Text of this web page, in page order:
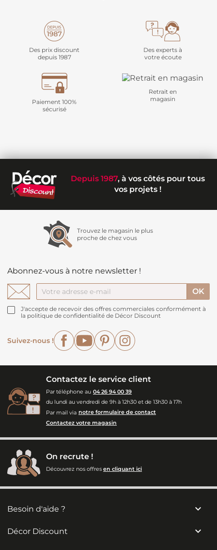
Des prix discount
depuis 1987
Des experts à
votre écoute
Paiement 100%
sécurisé
Retrait en
magasin
Depuis 1987, à vos côtés pour tous
vos projets !
Trouvez le magasin le plus
proche de chez vous
Abonnez-vous à notre newsletter !
J'accepte de recevoir des offres commerciales conformément à
la politique de confidentialité de Décor Discount
Suivez-nous !
FacebookYouTubePinterest
Contactez le service client
Par téléphone au 04 26 94 00 39
du lundi au vendredi de 9h à 12h30 et de 13h30 à 17h
Par mail via notre formulaire de contact
Contactez votre magasin
On recrute !
Découvrez nos offres en cliquant ici
Besoin d'aide ? 
Décor Discount 